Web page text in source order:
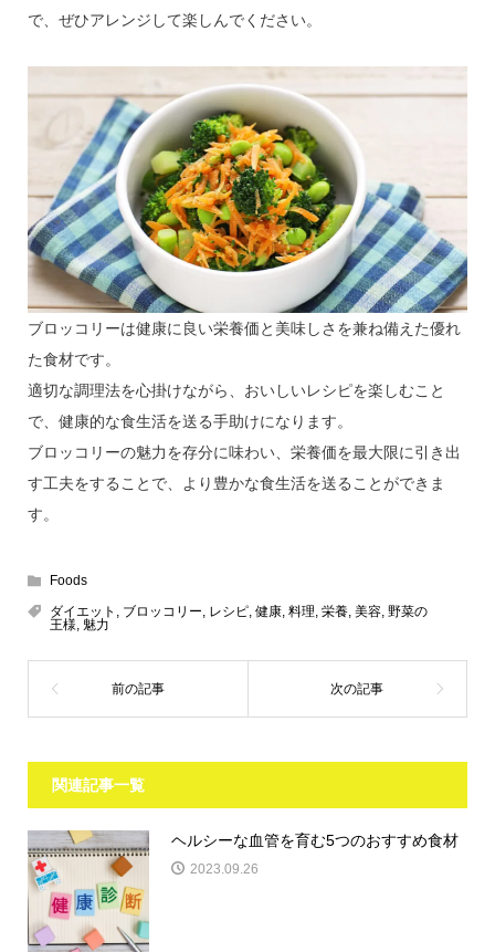
で、ぜひアレンジして楽しんでください。
ブロッコリーは健康に良い栄養価と美味しさを兼ね備えた優れ
た食材です。
適切な調理法を心掛けながら、おいしいレシピを楽しむこと
で、健康的な食生活を送る手助けになります。
ブロッコリーの魅力を存分に味わい、栄養価を最大限に引き出
す工夫をすることで、より豊かな食生活を送ることができま
す。
Foods
ダイエット , ブロッコリー, レシピ, 健康, 料理, 栄養, 美容, 野菜の
王様, 魅力
関連記事一覧
ヘルシーな血管を育む5つのおすすめ食材
2023.09.26